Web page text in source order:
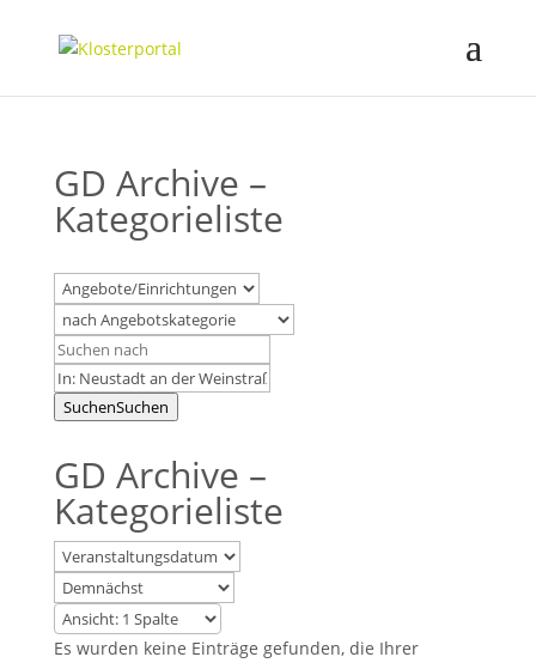
GD Archive –
Kategorieliste
SuchenSuchen
GD Archive –
Kategorieliste
Es wurden keine Einträge gefunden, die Ihrer